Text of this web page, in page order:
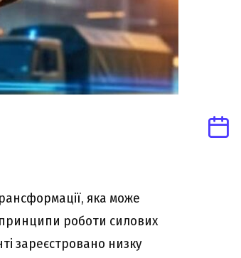
яка може
роботи силових
зареєстровано низку